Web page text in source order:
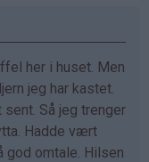
her i huset. Men
jeg har kastet.
Så jeg trenger
Hadde vært
god omtale. Hilsen